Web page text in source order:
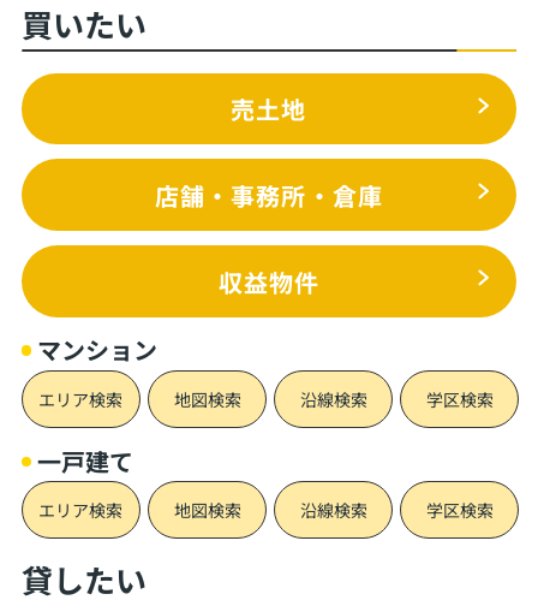
買いたい
売土地
店舗・事務所・倉庫
収益物件
マンション
エリア検索 地図検索 沿線検索 学区検索
一戸建て
エリア検索 地図検索 沿線検索 学区検索
貸したい